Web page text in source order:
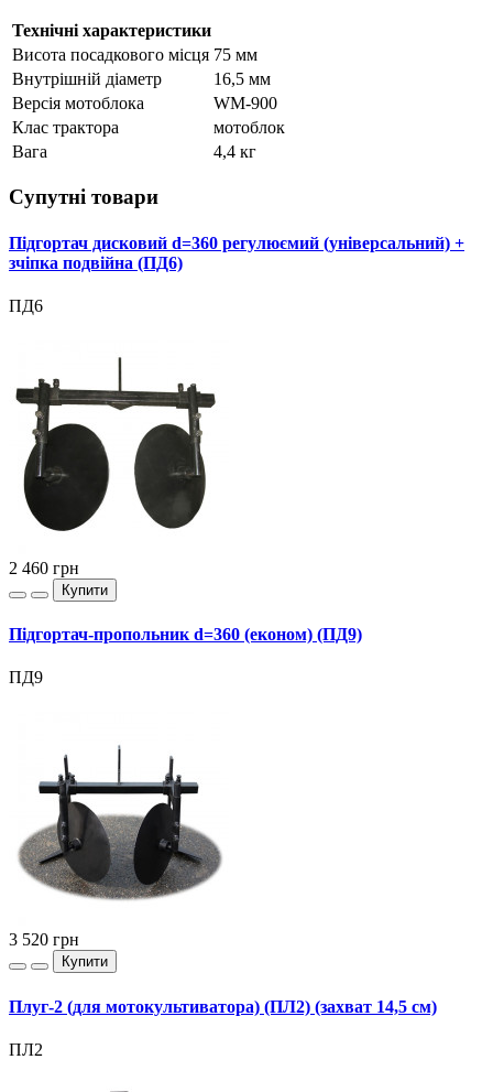
Технічні характеристики
Висота посадкового місця 75 мм
Внутрішній діаметр
16,5 мм
Версія мотоблока
WM-900
Клас трактора
мотоблок
Вага
4,4 кг
Супутні товари
Підгортач дисковий d=360 регулюємий (універсальний) +
зчіпка подвійна (ПД6)
ПД6
2 460 грн
Купити
Підгортач-пропольник d=360 (економ) (ПД9)
ПД9
3 520 грн
Купити
Плуг-2 (для мотокультиватора) (ПЛ2) (захват 14,5 см)
ПЛ2